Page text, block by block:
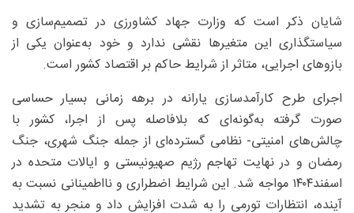
شایان ذکر است که وزارت جهاد کشاورزی در تصمیم‌سازی و
سیاستگذاری این متغیرها نقشی ندارد و خود به‌عنوان یکی از
بازوهای اجرایی، متاثر از شرایط حاکم بر اقتصاد کشور است.
اجرای طرح کارآمدسازی یارانه در برهه زمانی بسیار حساسی
صورت گرفته به‌گونه‌ای که بلافاصله پس از اجرا، کشور با
چالش‌های امنیتی- نظامی گسترده‌ای از جمله جنگ شهری، جنگ
رمضان و در نهایت تهاجم رژیم صهیونیستی و ایالات متحده در
اسفند‌۱۴۰۴ مواجه شد. این شرایط اضطراری و نااطمینانی نسبت به
آینده، انتظارات تورمی را به شدت افزایش داد و منجر به تشدید